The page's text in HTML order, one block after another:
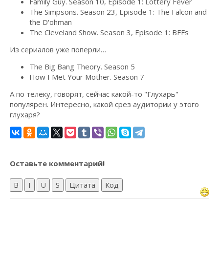
The Simpsons. Season 23, Episode 1: The Falcon and
the D'ohman
The Cleveland Show. Season 3, Episode 1: BFFs
Из сериалов уже поперли…
The Big Bang Theory. Season 5
How I Met Your Mother. Season 7
А по телеку, говорят, сейчас какой-то "Глухарь"
популярен. Интересно, какой срез аудитории у этого
глухаря?
Оставьте комментарий!
B I U S Цитата Код